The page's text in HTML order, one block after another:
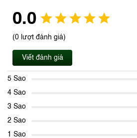
0.0
(0 lượt đánh giá)
Viết đánh giá
5 Sao
4 Sao
3 Sao
2 Sao
1 Sao